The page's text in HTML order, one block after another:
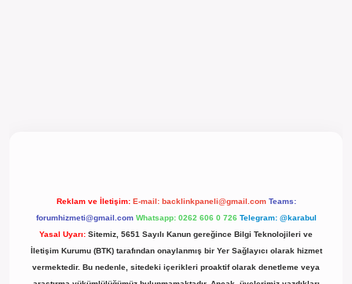
Reklam ve İletişim: E-mail: backlinkpaneli@gmail.com Teams:
forumhizmeti@gmail.com Whatsapp: 0262 606 0 726 Telegram: @karabul
Yasal Uyarı: Sitemiz, 5651 Sayılı Kanun gereğince Bilgi Teknolojileri ve
İletişim Kurumu (BTK) tarafından onaylanmış bir Yer Sağlayıcı olarak hizmet
vermektedir. Bu nedenle, sitedeki içerikleri proaktif olarak denetleme veya